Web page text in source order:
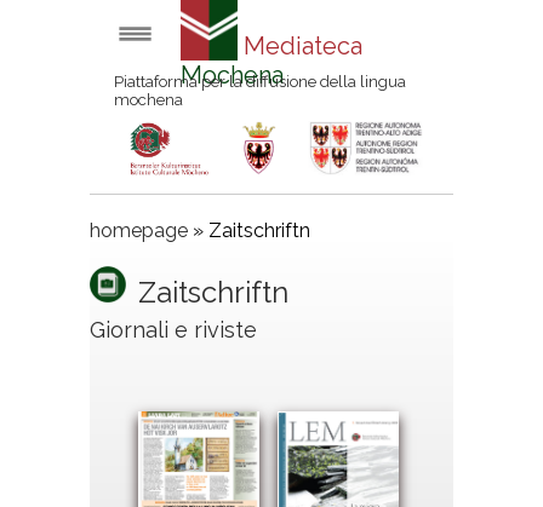
Mediateca
Mochena
Piattaforma per la diffusione della lingua
mochena
homepage » Zaitschriftn
Zaitschriftn
Giornali e riviste